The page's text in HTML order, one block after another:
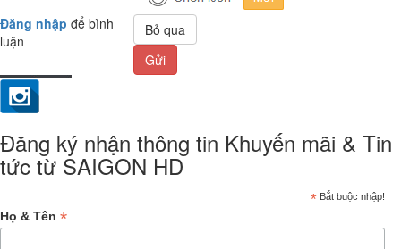
Đăng nhập để bình
luận
Bỏ qua
Gửi
Đăng ký nhận thông tin Khuyến mãi & Tin
tức từ SAIGON HD
* Bắt buộc nhập!
Họ & Tên *